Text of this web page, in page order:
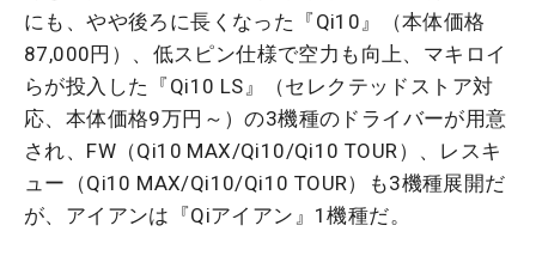
にも、やや後ろに長くなった『Qi10』（本体価格
87,000円）、低スピン仕様で空力も向上、マキロイ
らが投入した『Qi10 LS』（セレクテッドストア対
応、本体価格9万円～）の3機種のドライバーが用意
され、FW（Qi10 MAX/Qi10/Qi10 TOUR）、レスキ
ュー（Qi10 MAX/Qi10/Qi10 TOUR）も3機種展開だ
が、アイアンは『Qiアイアン』1機種だ。